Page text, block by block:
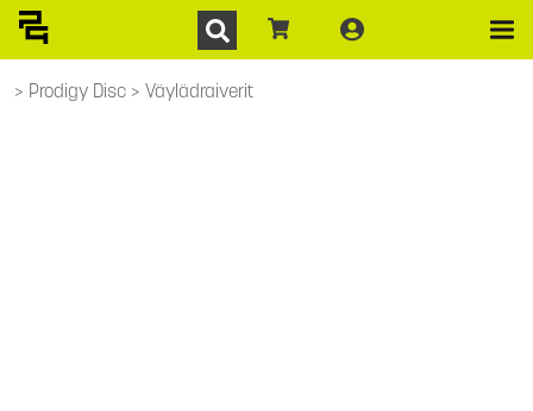
Prodigy Disc Väylädraiverit